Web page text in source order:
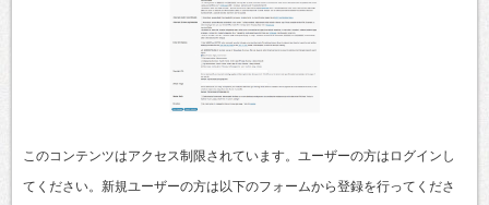
このコンテンツはアクセス制限されています。ユーザーの方はログインし
てください。新規ユーザーの方は以下のフォームから登録を行ってくださ